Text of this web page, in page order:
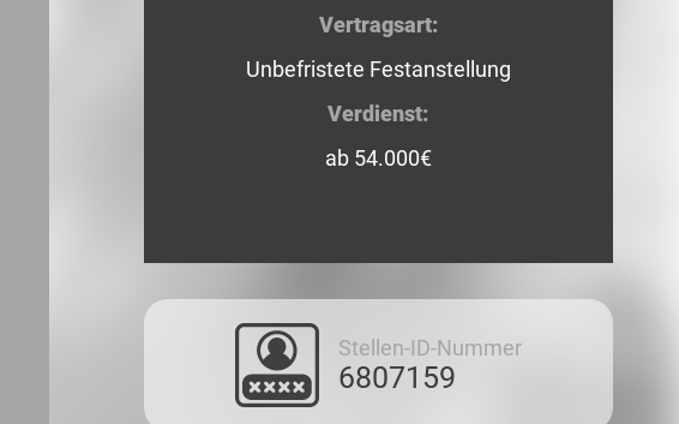
Vertragsart:
Unbefristete Festanstellung
Verdienst:
ab 54.000€
Stellen-ID-Nummer
6807159